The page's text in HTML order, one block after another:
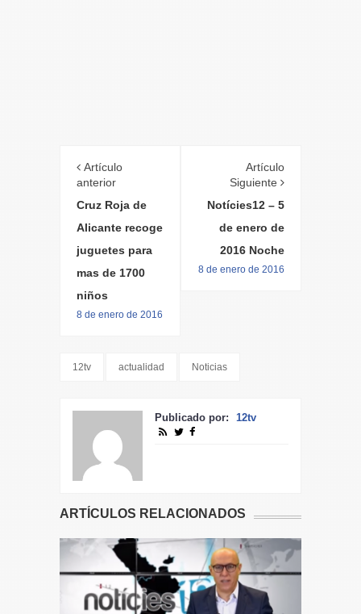
Artículo
anterior
Cruz Roja de
Alicante recoge
juguetes para
mas de 1700
niños
8 de enero de 2016
Artículo
Siguiente
Notícies12 – 5
de enero de
2016 Noche
8 de enero de 2016
12tv actualidad Noticias
Publicado por: 12tv
ARTÍCULOS RELACIONADOS